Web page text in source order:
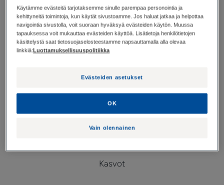
Kasvot
Käytämme evästeitä tarjotaksemme sinulle parempaa personointia ja
kehittyneitä toimintoja, kun käytät sivustoamme. Jos haluat jatkaa ja helpottaa
navigointia sivustolla, voit suoraan hyväksyä evästeiden käytön. Muussa
tapauksessa voit mukauttaa evästeiden käyttöä. Lisätietoja henkilötietojen
käsittelystä saat tietosuojaselosteestamme napsauttamalla alla olevaa
linkkiä:Luottamuksellisuuspolitiikka
Evästeiden asetukset
Vain olennainen
OK